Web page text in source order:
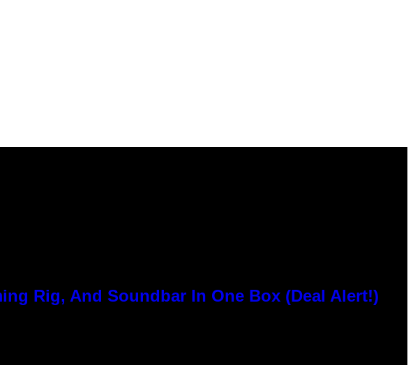
Rig, And Soundbar In One Box (Deal Alert!)